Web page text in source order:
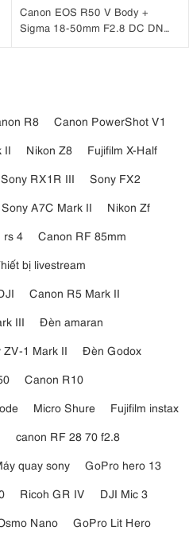
Canon EOS R50 V Body +
Sigma 18-50mm F2.8 DC DN
R8
Canon PowerShot V1
II Nikon Z8
Fujifilm X-Half
Sony RX1R III
Sony FX2
Sony A7C Mark II
Nikon Zf
rs 4
Canon RF 85mm
bị livestream
Canon R5 Mark II
III
Đèn amaran
ZV-1 Mark II
Đèn Godox
Canon R10
Micro Shure
Fujifilm instax
canon RF 28 70 f2.8
quay sony
GoPro hero 13
Ricoh GR IV
DJI Mic 3
Nano
GoPro Lit Hero